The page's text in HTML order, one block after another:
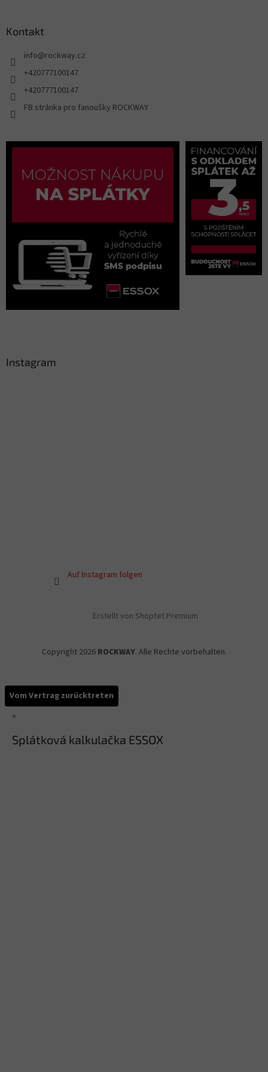
Kontakt
info@rockway.cz
+420777100147
+420777100147
FB stránka pro fanoušky ROCKWAY
Instagram
Auf Instagram folgen
Erstellt von Shoptet Premium
Copyright 2026 ROCKWAY. Alle Rechte vorbehalten.
Vom Vertrag zurücktreten
×
Splátková kalkulačka ESSOX